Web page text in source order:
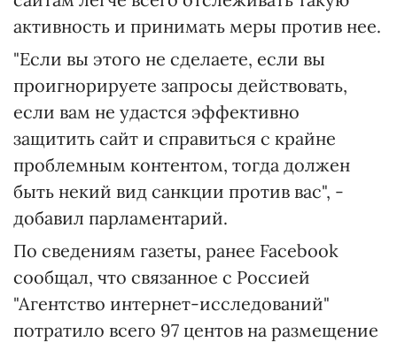
активность и принимать меры против нее.
"Если вы этого не сделаете, если вы
проигнорируете запросы действовать,
если вам не удастся эффективно
защитить сайт и справиться с крайне
проблемным контентом, тогда должен
быть некий вид санкции против вас", -
добавил парламентарий.
По сведениям газеты, ранее Facebook
сообщал, что связанное с Россией
"Агентство интернет-исследований"
потратило всего 97 центов на размещение